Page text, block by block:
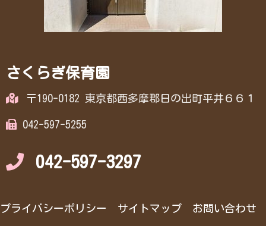
さくらぎ保育園
〒190-0182 東京都西多摩郡日の出町平井６６１
042-597-5255
042-597-3297
プライバシーポリシー サイトマップ お問い合わせ